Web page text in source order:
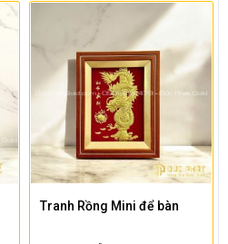
Tranh Rồng Mini để bàn